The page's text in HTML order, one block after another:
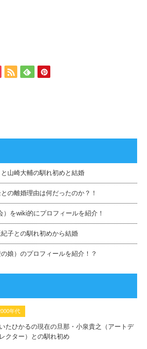
山崎大輔の馴れ初めと結婚
の離婚理由は何だったのか？！
）をwiki的にプロフィールを紹介！
子との馴れ初めから結婚
娘）のプロフィールを紹介！？
年代
たひかるの現在の旦那・小泉貴之（アートデ
クター）との馴れ初め